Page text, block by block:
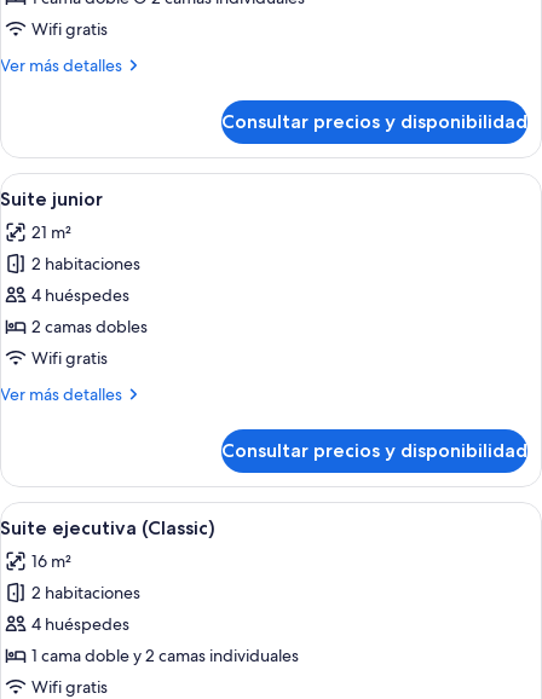
dobleWifi gratis
Ver más detalles
Más
doble
superior
Consultar precios y disponibilidad
Abrir
todas
las
fotos
de
Suite
junior
Suite junior | Minibar, caja fuerte,
8
Suite junior
21 m²
2 habitaciones
4 huéspedes
2 camas dobles
Wifi gratis
Ver más detalles
Más
junior
Consultar precios y disponibilidad
Abrir
todas
las
fotos
de
Suite
ejecutiva
Suite ejecutiva (Classic) | Minibar,
9
Suite ejecutiva (Classic)
16 m²
2 habitaciones
4 huéspedes
1 cama doble y 2 camas individuales
Wifi gratis